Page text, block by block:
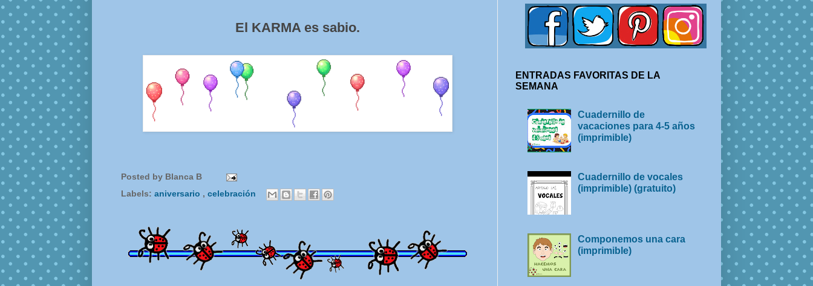
El KARMA es sabio.
Posted by Blanca B
Labels: aniversario , celebración
ENTRADAS FAVORITAS DE LA
SEMANA
Cuadernillo de
vacaciones para 4-5 años
(imprimible)
Cuadernillo de vocales
(imprimible) (gratuito)
Componemos una cara
(imprimible)